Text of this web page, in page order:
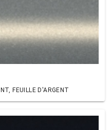
FEUILLE D'ARGENT